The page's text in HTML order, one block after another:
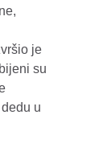
je
su
u